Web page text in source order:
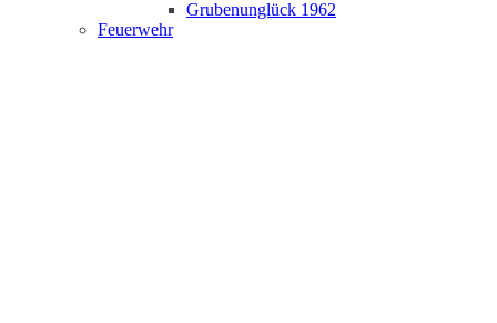
Grubenunglück 1962
Feuerwehr